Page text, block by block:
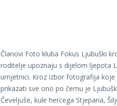
Članovi Foto kluba Fokus Ljubuški
roditelje upoznaju s dijelom ljepota
umjetnici. Kroz izbor fotografija
prikazati sve ono po čemu je
Čeveljuše, kule hercega Stjepana,